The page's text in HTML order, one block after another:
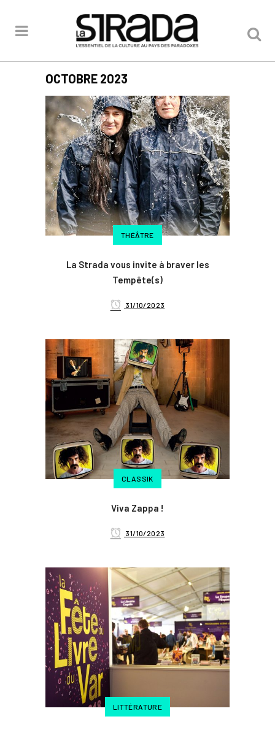
OCTOBRE 2023
THÉÂTRE
La Strada vous invite à braver les
Tempête(s)
31/10/2023
CLASSIK
Viva Zappa !
31/10/2023
LITTÉRATURE